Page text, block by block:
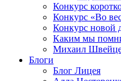
Конкурс
Конкурс «Во
Конкурс новой
Каким мы
Михаил
Блоги
Блог Лицея